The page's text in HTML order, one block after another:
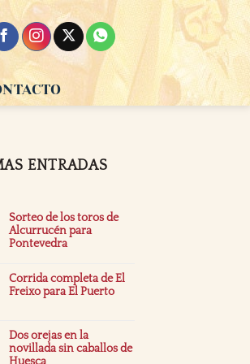
ENTRADAS
Sorteo de los toros de
Alcurrucén para
Pontevedra
Corrida completa de El
Freixo para El Puerto
Dos orejas en la
novillada sin caballos de